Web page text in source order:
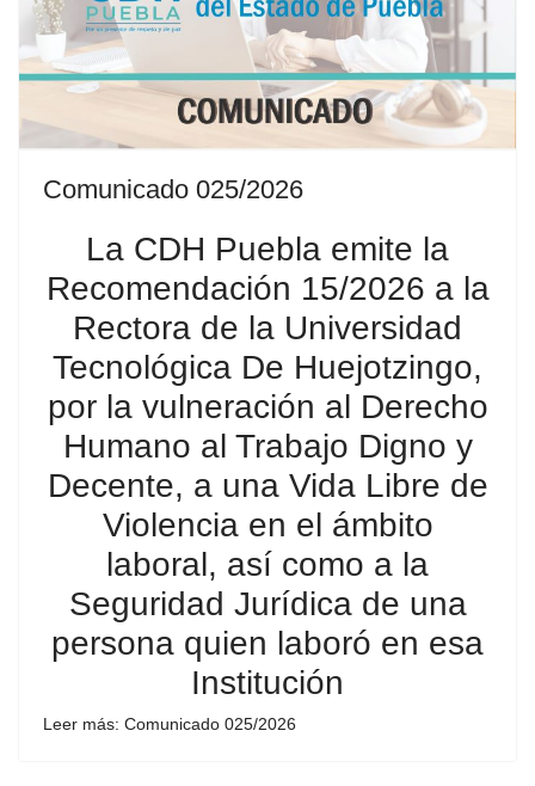
Comunicado 025/2026
La CDH Puebla emite la
Recomendación 15/2026 a la
Rectora de la Universidad
Tecnológica De Huejotzingo,
por la vulneración al Derecho
Humano al Trabajo Digno y
Decente, a una Vida Libre de
Violencia en el ámbito
laboral, así como a la
Seguridad Jurídica de una
persona quien laboró en esa
Institución
Leer más: Comunicado 025/2026